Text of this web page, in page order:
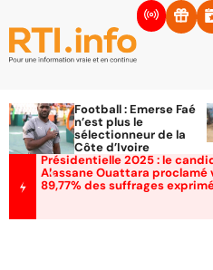
Football : Emerse Faé
n’est plus le
sélectionneur de la
Côte d’Ivoire
Présidentielle 2025 : le
Alassane Ouattara proclamé
89,77% des suffrages